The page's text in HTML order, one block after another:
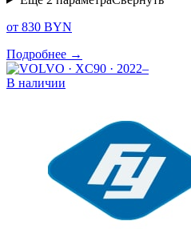
от 830 BYN
Подробнее →
В наличии